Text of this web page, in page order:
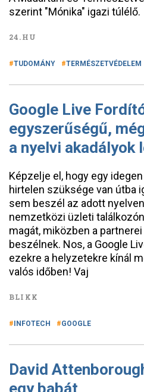
szerint "Mónika" igazi túlélő.
24.HU
TUDOMÁNY TERMÉSZETVÉDELEM
Google Live
egyszerűségű,
a nyelvi akadályok
Képzelje el, hogy egy
hirtelen szüksége van útba
sem beszél az adott
nemzetközi üzleti
magát, miközben a
beszélnek. Nos, a Google
ezekre a helyzetekre kínál
valós időben! Vaj
BLIKK
INFOTECH GOOGLE
David
egy babát